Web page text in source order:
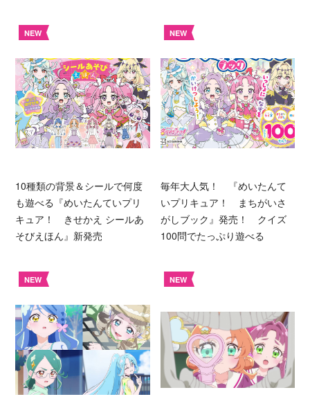
NEW
10種類の背景＆シールで何度
も遊べる『めいたんていプリ
キュア！ きせかえ シールあ
そびえほん』新発売
NEW
毎年大人気！ 『めいたんて
いプリキュア！ まちがいさ
がしブック』発売！ クイズ
100問でたっぷり遊べる
NEW NEW